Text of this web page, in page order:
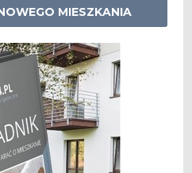
MIESZKANIA